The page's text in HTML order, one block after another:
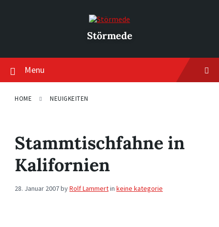
Störmede
Menu
HOME NEUIGKEITEN
Stammtischfahne in
Kalifornien
28. Januar 2007byRolf Lammertin keine kategorie